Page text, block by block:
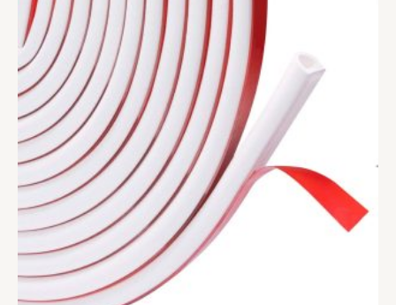
で
し
た。
¥1,899
で
す。